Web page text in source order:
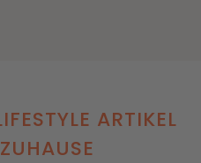
ARTIKEL